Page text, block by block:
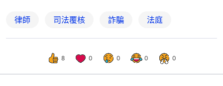
律師 司法覆核 詐騙 法庭
8 0 0 0 0